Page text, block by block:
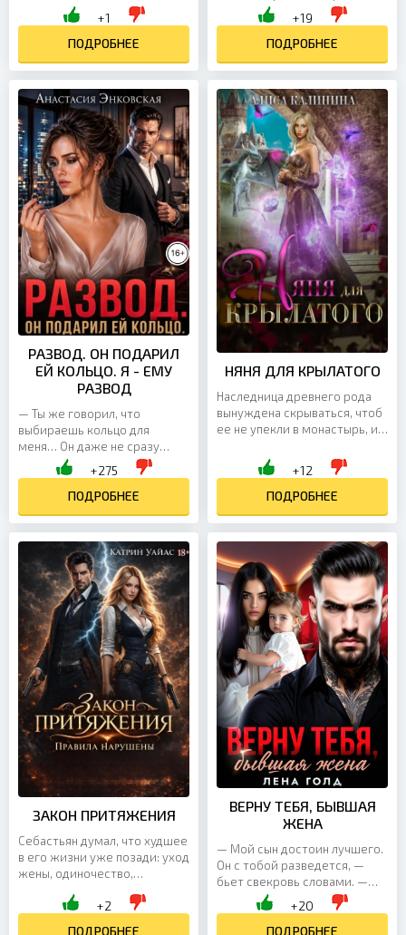
нежно, очень-очень нежно. И
+1
ПОДРОБНЕЕ
даже не подозревая, что я их
подслушиваю. — Если она
поймёт раньше времени,...
+19
ПОДРОБНЕЕ
РАЗВОД. ОН ПОДАРИЛ
ЕЙ КОЛЬЦО. Я - ЕМУ
РАЗВОД
— Ты же говорил, что
выбираешь кольцо для
меня… Он даже не сразу
отвечает. Только убирает
руку с её талии. Поздно. Я
уже увидела всё. Её улыбку.
Его...
+275
ПОДРОБНЕЕ
НЯНЯ ДЛЯ КРЫЛАТОГО
Наследница древнего рода
вынуждена скрываться, чтоб
ее не упекли в монастырь, и
влиятельного мага. Ей
поручено следить за...
+12
ПОДРОБНЕЕ
ЗАКОН ПРИТЯЖЕНИЯ
Себастьян думал, что худшее
в его жизни уже позади: уход
жены, одиночество,
бросает Вайлет, свою
+2
ПОДРОБНЕЕ
ВЕРНУ ТЕБЯ, БЫВШАЯ
ЖЕНА
— Мой сын достоин лучшего.
Он с тобой разведется, —
бьет свекровь словами. —
Сделает тест на отцовство.
Узнает правду и оставит вас
без средств на...
+20
ПОДРОБНЕЕ